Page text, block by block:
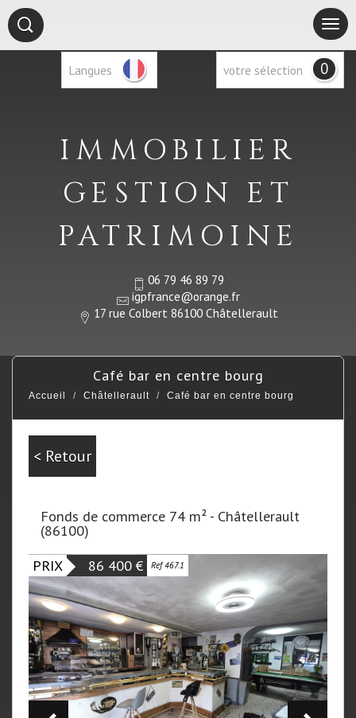
Langues votre sélection 0
IMMOBILIER
GESTION ET
PATRIMOINE
06 79 46 89 79
igpfrance@orange.fr
17 rue Colbert 86100 Châtellerault
café bar en centre bourg
Accueil Châtellerault Café bar en centre bourg
< Retour
Fonds de commerce 74 m² - Châtellerault
(86100)
PRIX
86 400 € Ref 467.1